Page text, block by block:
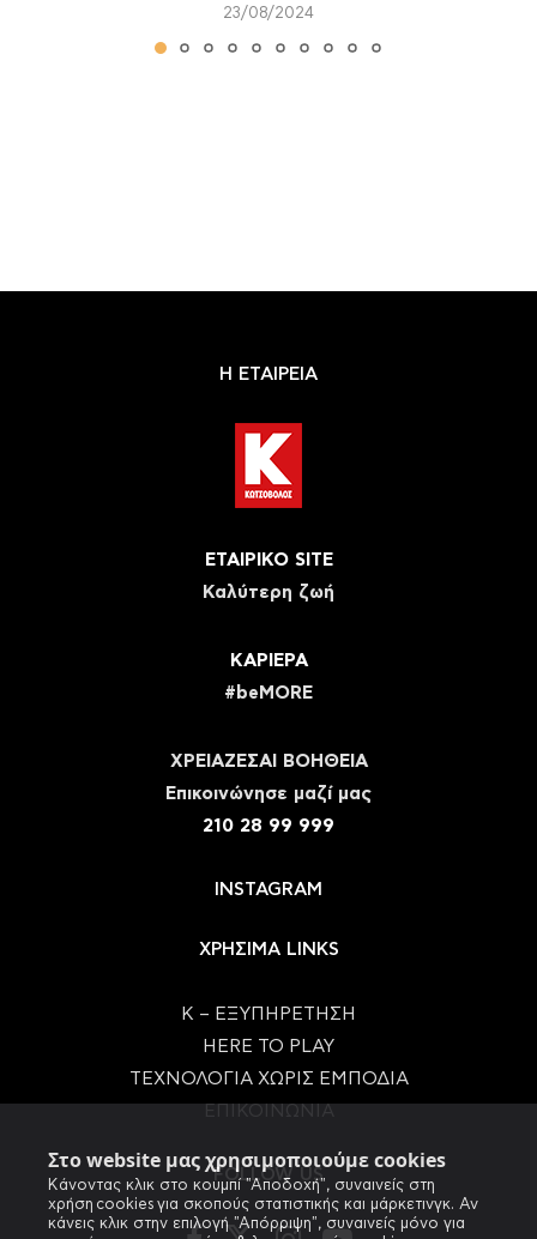
Στο website μας χρησιμοποιούμε cookies
Κάνοντας κλικ στο κουμπί "Αποδοχή", συναινείς στη
χρήση cookies για σκοπούς στατιστικής και μάρκετινγκ. Αν
κάνεις κλικ στην επιλογή "Απόρριψη", συναινείς μόνο για
23/08/2024
Η ΕΤΑΙΡΕΙΑ
ΕΤΑΙΡΙΚΟ SITE
Καλύτερη ζωή
ΚΑΡΙΕΡΑ
#beMORE
ΧΡΕΙΑΖΕΣΑΙ ΒΟΗΘΕΙΑ
Eπικοινώνησε μαζί μας
210 28 99 999
INSTAGRAM
ΧΡΗΣΙΜΑ LINKS
Κ – ΕΞΥΠΗΡΕΤΗΣΗ
HERE TO PLAY
ΤΕΧΝΟΛΟΓΙΑ ΧΩΡΙΣ ΕΜΠΟΔΙΑ
FOLLOW US